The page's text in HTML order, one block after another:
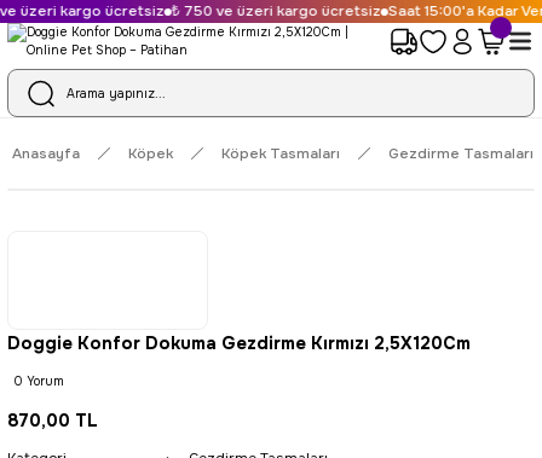
üzeri kargo ücretsiz ₺ 750 ve üzeri kargo ücretsiz Saat 15:00'a Kadar
Anasayfa Köpek Köpek Tasmaları Gezdirme Tasmaları
Doggie Konfor Dokuma Gezdirme Kırmızı 2,5X120Cm
0 Yorum
870,00 TL